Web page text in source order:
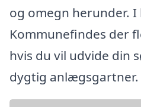
og omegn herunder. I
Kommunefindes der
hvis du vil udvide din
dygtig anlægsgartner.